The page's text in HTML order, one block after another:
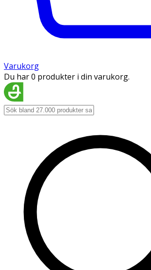
Varukorg
Du har 0 produkter i din varukorg.